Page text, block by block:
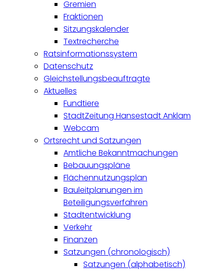
Gremien
Fraktionen
Sitzungskalender
Textrecherche
Ratsinformationssystem
Datenschutz
Gleichstellungsbeauftragte
Aktuelles
Fundtiere
StadtZeitung Hansestadt Anklam
Webcam
Ortsrecht und Satzungen
Amtliche Bekanntmachungen
Bebauungspläne
Flächennutzungsplan
Bauleitplanungen im
Beteiligungsverfahren
Stadtentwicklung
Verkehr
Finanzen
Satzungen (chronologisch)
Satzungen (alphabetisch)